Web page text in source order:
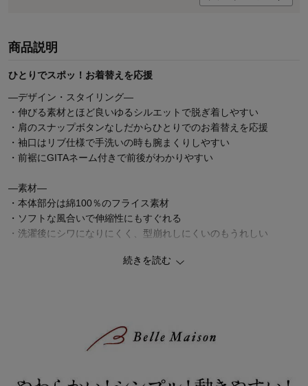
商品説明
ひとりでスポッ！お着替えを応援
―デザイン・スタイリング―
・伸びる素材とほど良いゆるシルエットで脱ぎ着しやすい
・肩のスナップボタンなしだからひとりでのお着替えを応援
・袖口はリブ仕様で手洗いの時も腕まくりしやすい
・前裾にGITAネーム付きで前後がわかりやすい
―素材―
・本体部分は綿100％のフライス素材
・ソフトな風合いで伸縮性にもすぐれる
・洗濯後にシワになりにくく、型崩れしにくいのもうれしい
肌着にも使われるフライス素材で柔らかいのが特徴。
ベビーでも着やすい素材です。
園でも着やすい無地をベースに年長、年中さんでも着やすい落ち着
続きを読む